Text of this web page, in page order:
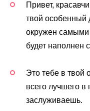
Привет,
твой особенный
окружен самыми
будет наполнен
Это тебе в твой
всего лучшего в
заслуживаешь.